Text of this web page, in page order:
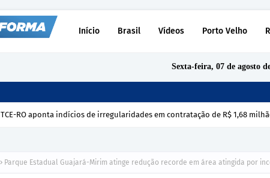
Início Brasil Vídeos Porto Velho
Sexta-feira, 07 de agosto
TCE-RO aponta indícios de irregularidades em contratação de R$ 1,68
Parque Estadual Guajará-Mirim atinge redução recorde em área atingida por